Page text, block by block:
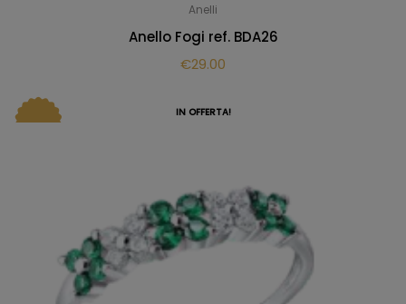
Anelli
Anello Fogi ref. BDA26
€29.00
IN OFFERTA!